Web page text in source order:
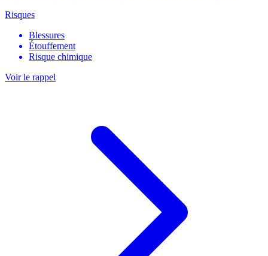
Risques
Blessures
Étouffement
Risque chimique
Voir le rappel